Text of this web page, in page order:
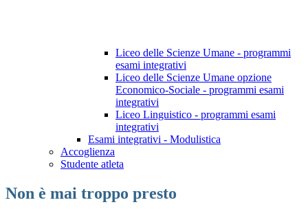
Liceo delle Scienze Umane - programmi
esami integrativi
Liceo delle Scienze Umane opzione
Economico-Sociale - programmi esami
integrativi
Liceo Linguistico - programmi esami
integrativi
Esami integrativi - Modulistica
Accoglienza
Studente atleta
Non è mai troppo presto